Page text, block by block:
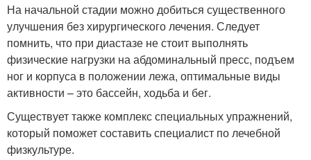
На начальной стадии можно добиться существенного
улучшения без хирургического лечения. Следует
помнить, что при диастазе не стоит выполнять
физические нагрузки на абдоминальный пресс, подъем
ног и корпуса в положении лежа, оптимальные виды
активности – это бассейн, ходьба и бег.
Существует также комплекс специальных упражнений,
который поможет составить специалист по лечебной
физкультуре.